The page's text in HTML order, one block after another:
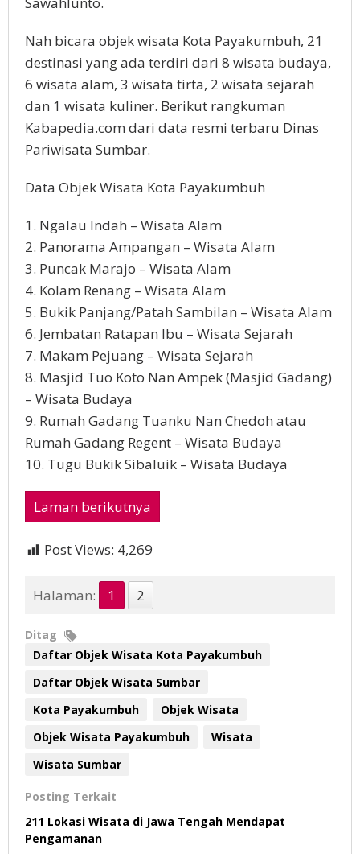
Nah bicara objek wisata Kota Payakumbuh, 21
destinasi yang ada terdiri dari 8 wisata budaya,
6 wisata alam, 3 wisata tirta, 2 wisata sejarah
dan 1 wisata kuliner. Berikut rangkuman
Kabapedia.com dari data resmi terbaru Dinas
Pariwisata Sumbar.
Data Objek Wisata Kota Payakumbuh
1. Ngalau Indah – Wisata Alam
2. Panorama Ampangan – Wisata Alam
3. Puncak Marajo – Wisata Alam
4. Kolam Renang – Wisata Alam
5. Bukik Panjang/Patah Sambilan – Wisata Alam
6. Jembatan Ratapan Ibu – Wisata Sejarah
7. Makam Pejuang – Wisata Sejarah
8. Masjid Tuo Koto Nan Ampek (Masjid Gadang)
– Wisata Budaya
9. Rumah Gadang Tuanku Nan Chedoh atau
Rumah Gadang Regent – Wisata Budaya
10. Tugu Bukik Sibaluik – Wisata Budaya
Laman berikutnya
Post Views: 4,269
Halaman: 1 2
Ditag
Daftar Objek Wisata Kota Payakumbuh
Daftar Objek Wisata Sumbar
Kota Payakumbuh
Objek Wisata
Objek Wisata Payakumbuh
Wisata
Wisata Sumbar
Posting Terkait
211 Lokasi Wisata di Jawa Tengah Mendapat
Pengamanan